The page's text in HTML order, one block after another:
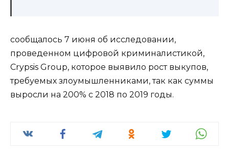
сообщалось 7 июня об исследовании,
проведенном цифровой криминалистикой,
Crypsis Group, которое выявило рост выкупов,
требуемых злоумышленниками, так как суммы
выросли на 200% с 2018 по 2019 годы.